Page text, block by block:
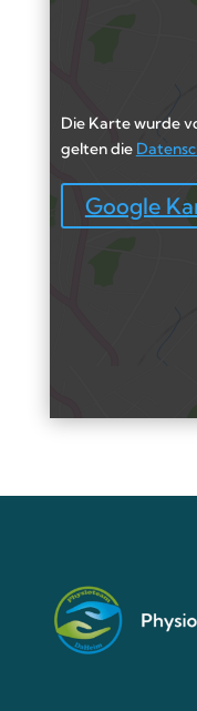
Die Karte wurde
gelten die
Google